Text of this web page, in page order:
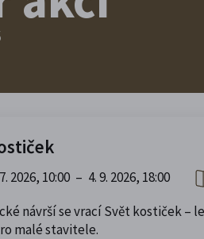
2026, 10:00 – 4. 9. 2026, 18:00
návrší se vrací Svět kostiček –
malé stavitele.